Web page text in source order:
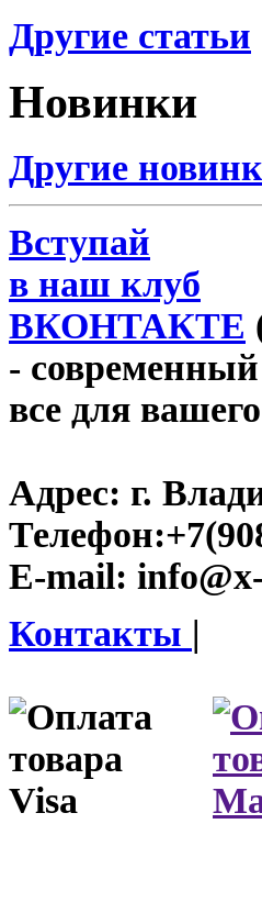
Другие статьи
Новинки
Другие
Вступай
в наш клуб
ВКОНТАКТЕ
-
все для
Адрес: г.
Телефон:
E-mail:
Контакты |